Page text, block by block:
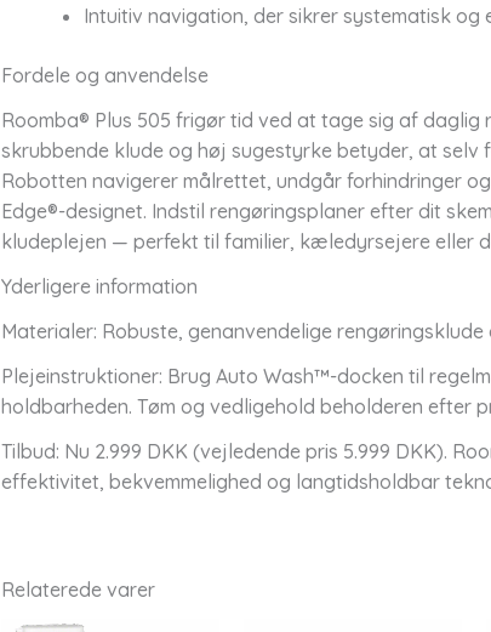
Intuitiv navigation, der sikrer systematisk
Fordele og anvendelse
Roomba® Plus 505 frigør tid ved at tage sig af daglig
skrubbende klude og høj sugestyrke betyder, at
Robotten navigerer målrettet, undgår forhindringer
Edge®-designet. Indstil rengøringsplaner efter dit
kludeplejen — perfekt til familier, kæledyrsejere eller
Yderligere information
Materialer: Robuste, genanvendelige
Plejeinstruktioner: Brug Auto Wash™-docken til
holdbarheden. Tøm og vedligehold beholderen efter
Tilbud: Nu 2.999 DKK (vejledende pris 5.999 DKK).
effektivitet, bekvemmelighed og langtidsholdbar
Relaterede varer